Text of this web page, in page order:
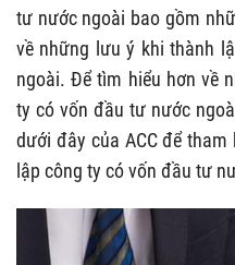
tư nước ngoài bao gồm
về những lưu ý khi thành
ngoài. Để tìm hiểu hơn về
ty có vốn đầu tư nước
dưới đây của ACC để
lập công ty có vốn đầu tư